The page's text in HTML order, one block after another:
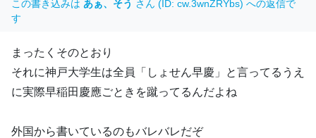
この書き込みは あぁ、そう さん (ID: cw.3wnZRYbs) への返信で
す
まったくそのとおり
それに神戸大学生は全員「しょせん早慶」と言ってるうえ
に実際早稲田慶應ごときを蹴ってるんだよね
外国から書いているのもバレバレだぞ